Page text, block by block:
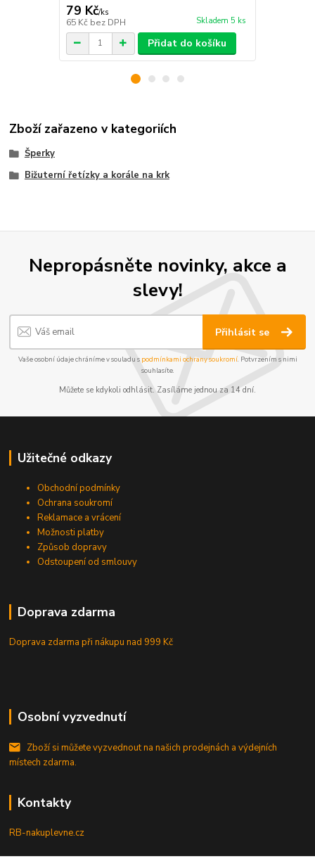
79 Kč/ks
65 Kč bez DPH Skladem 5 ks
Přidat do košíku
Zboží zařazeno v kategoriích
Šperky
Bižuterní řetízky a korále na krk
Nepropásněte novinky, akce a
slevy!
Přihlásit se
Vaše osobní údaje chráníme v souladu s podmínkami ochrany soukromí. Potvrzením s nimi
souhlasíte.
Můžete se kdykoli odhlásit. Zasíláme jednou za 14 dní.
Užitečné odkazy
Obchodní podmínky
Ochrana soukromí
Reklamace a vrácení
Možnosti platby
Způsob dopravy
Odstoupení od smlouvy
Doprava zdarma
Doprava zdarma při nákupunad 999 Kč
Osobní vyzvednutí
Zboží si můžete vyzvednout na našich prodejnách a výdejních
místech zdarma.
Kontakty
RB-nakuplevne.cz